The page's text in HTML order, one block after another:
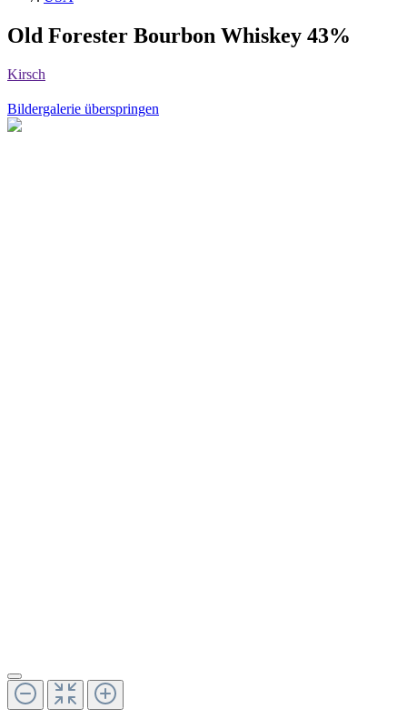
Old Forester Bourbon Whiskey 43%
Kirsch
Bildergalerie überspringen